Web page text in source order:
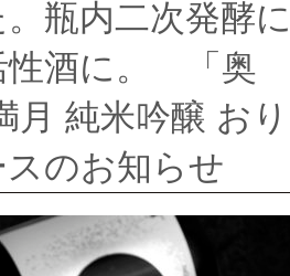
瓶内二次発酵
性酒に。 「奥
月 純米吟醸 お
スのお知らせ